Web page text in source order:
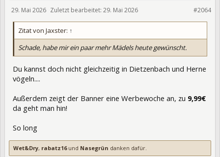
#2064
29. Mai 2026 Zuletzt bearbeitet: 29. Mai 2026
Zitat von Jaxster: ↑
Schade, habe mir ein paar mehr Mädels heute gewünscht.
Du kannst doch nicht gleichzeitig in Dietzenbach und Herne
vögeln....
Außerdem zeigt der Banner eine Werbewoche an, zu 9,99€
da geht man hin!
So long
Wet&Dry, rabatz16und Nasegrün danken dafür.